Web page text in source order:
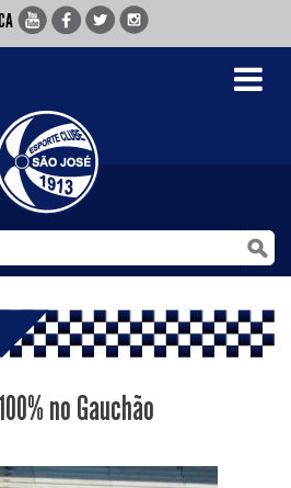
Toggle
no Gauchão